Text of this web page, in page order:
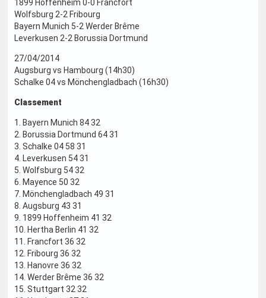
1899 Hoffenheim 0-0 Francfort
Wolfsburg 2-2 Fribourg
Bayern Munich 5-2 Werder Brême
Leverkusen 2-2 Borussia Dortmund
27/04/2014
Augsburg vs Hambourg (14h30)
Schalke 04 vs Mönchengladbach (16h30)
Classement
1. Bayern Munich 84 32
2. Borussia Dortmund 64 31
3. Schalke 04 58 31
4. Leverkusen 54 31
5. Wolfsburg 54 32
6. Mayence 50 32
7. Mönchengladbach 49 31
8. Augsburg 43 31
9. 1899 Hoffenheim 41 32
10. Hertha Berlin 41 32
11. Francfort 36 32
12. Fribourg 36 32
13. Hanovre 36 32
14. Werder Brême 36 32
15. Stuttgart 32 32